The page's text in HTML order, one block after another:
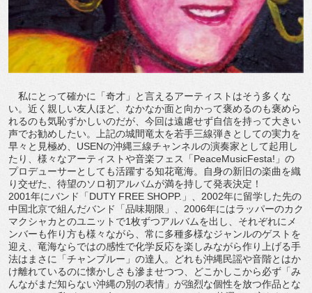
私にとって確かに「奇才」と言えるアーティストはそう多くな
い。近く親しい友人ほど、なかなか面と向かって褒めるのも褒めら
れるのも気恥ずかしいのだが、今回は遠慮せず自信を持って大きい
声でお勧めしたい。上記の城間竜太を若手三線弾きとしての実力を
早々と見極め、USENの沖縄三線チャンネルの演奏家として起用し
たり、様々なアーティストや音楽フェス「PeaceMusicFesta!」の
プロデューサーとしても活躍する知花竜海。自身の新旧の楽曲を織
り交ぜた、待望のソロ初アルバムが満を持して発表決定！
2001年にバンド「DUTY FREE SHOPP.」、2002年に留学した先の
中国北京で組んだバンド「品味期限」、2006年にはラッパーのカク
マクシャカとのユニットで1枚ずつアルバムを出し、それぞれにメ
ンバーも作り方も様々ながら、常に多種多様なジャンルのゲストを
迎え、竜海ならではの感性で化学反応を楽しみながら作り上げる手
法はまさに「チャンプルー」の達人。どれも沖縄民謡や音階とはか
け離れているのに懐かしさも滲ませつつ、どこかしこから必ず「み
んながまだ知らない沖縄の別の表情」が強烈な個性を放つ作品とな